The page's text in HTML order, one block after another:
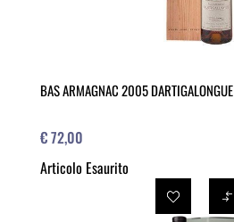
BAS ARMAGNAC 2005 DARTIGALONGUE
€ 72,00
Articolo Esaurito